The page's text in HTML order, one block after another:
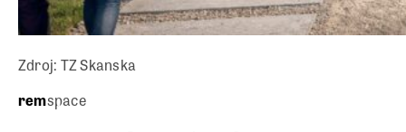
Zdroj: TZ Skanska
remspace